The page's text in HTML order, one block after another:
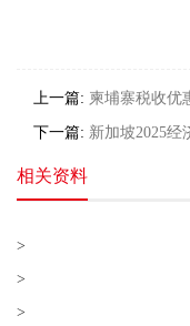
上一篇: 柬埔寨税收优
下一篇: 新加坡2025经
相关资料
>
>
>